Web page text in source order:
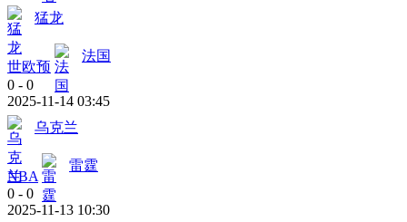
猛龙
世欧预
法国
0 - 0
2025-11-14 03:45
乌克兰
NBA
雷霆
0 - 0
2025-11-13 10:30